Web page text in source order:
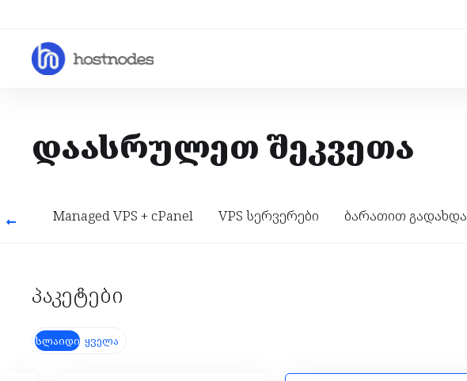
დაასრულეთ შეკვეთა
Managed VPS + cPanel VPS სერვერები ბარათით გადახდა
პაკეტები
სლაიდი ყველა